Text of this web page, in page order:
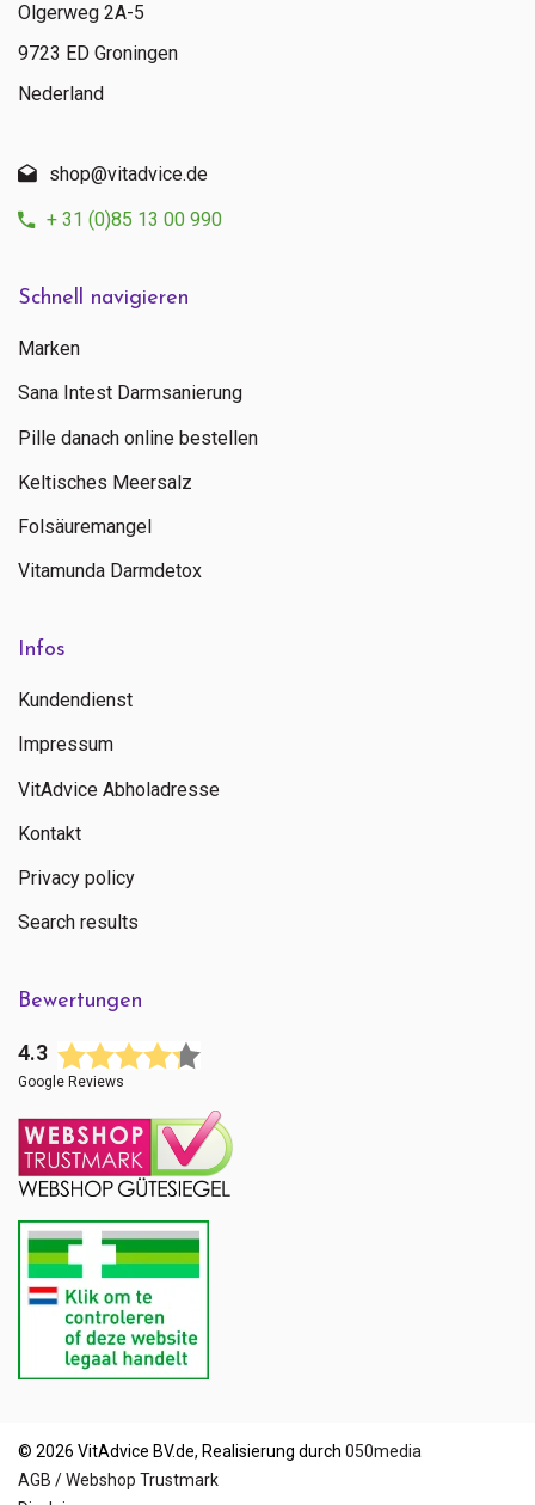
Schnell navigieren
Marken
Sana Intest Darmsanierung
Pille danach online bestellen
Keltisches Meersalz
Folsäuremangel
Vitamunda Darmdetox
Infos
Kundendienst
Impressum
VitAdvice Abholadresse
Kontakt
Privacy policy
Search results
Bewertungen
4.3
Google Reviews
Olgerweg 2A-5
9723 ED Groningen
Nederland
shop@vitadvice.de
+ 31 (0)85 13 00 990
© 2026 VitAdvice BV.de, Realisierung durch 050media
AGB / Webshop Trustmark